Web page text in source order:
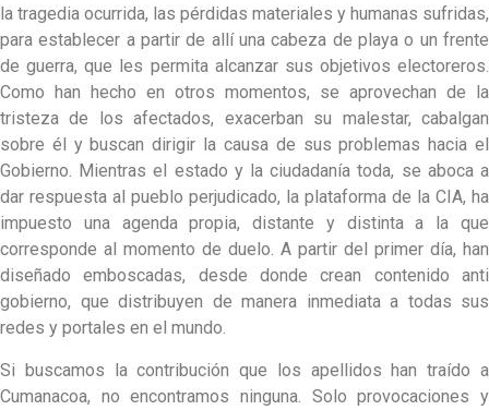
la tragedia ocurrida, las pérdidas materiales y humanas sufridas,
para establecer a partir de allí una cabeza de playa o un frente
de guerra, que les permita alcanzar sus objetivos electoreros.
Como han hecho en otros momentos, se aprovechan de la
tristeza de los afectados, exacerban su malestar, cabalgan
sobre él y buscan dirigir la causa de sus problemas hacia el
Gobierno. Mientras el estado y la ciudadanía toda, se aboca a
dar respuesta al pueblo perjudicado, la plataforma de la CIA, ha
impuesto una agenda propia, distante y distinta a la que
corresponde al momento de duelo. A partir del primer día, han
diseñado emboscadas, desde donde crean contenido anti
gobierno, que distribuyen de manera inmediata a todas sus
redes y portales en el mundo.
Si buscamos la contribución que los apellidos han traído a
Cumanacoa, no encontramos ninguna. Solo provocaciones y